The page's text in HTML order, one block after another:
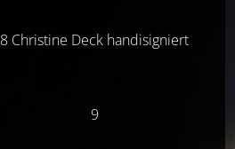
8 Christine Deck handisigniert
9